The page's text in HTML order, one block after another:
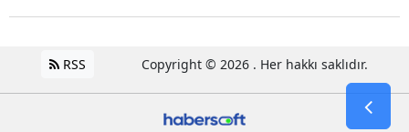
RSS Copyright © 2026 . Her hakkı saklıdır.